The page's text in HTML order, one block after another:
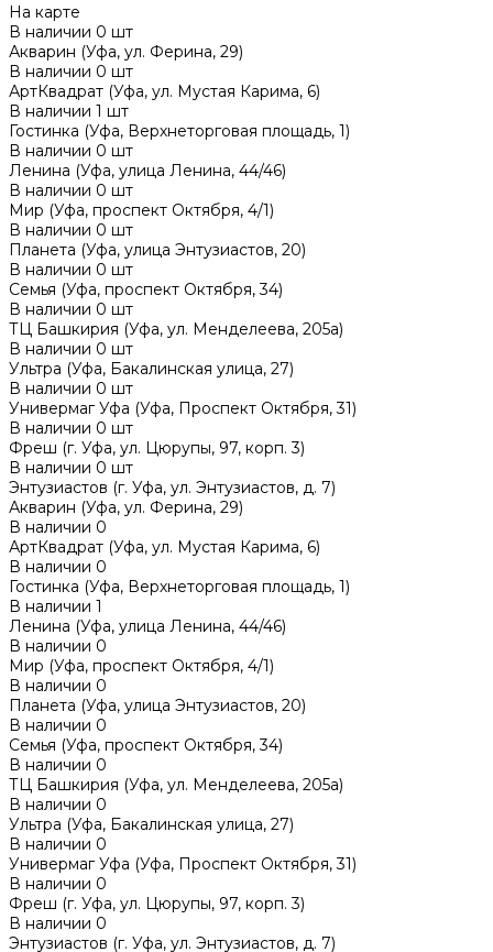
На карте
В наличии 0 шт
Акварин (Уфа, ул. Ферина, 29)
В наличии 0 шт
АртКвадрат (Уфа, ул. Мустая Карима, 6)
В наличии 1 шт
Гостинка (Уфа, Верхнеторговая площадь, 1)
В наличии 0 шт
Ленина (Уфа, улица Ленина, 44/46)
В наличии 0 шт
Мир (Уфа, проспект Октября, 4/1)
В наличии 0 шт
Планета (Уфа, улица Энтузиастов, 20)
В наличии 0 шт
Семья (Уфа, проспект Октября, 34)
В наличии 0 шт
ТЦ Башкирия (Уфа, ул. Менделеева, 205а)
В наличии 0 шт
Ультра (Уфа, Бакалинская улица, 27)
В наличии 0 шт
Универмаг Уфа (Уфа, Проспект Октября, 31)
В наличии 0 шт
Фреш (г‌. Уфа, ул. Цюрупы, 97, корп. 3)
В наличии 0 шт
Энтузиастов (г. Уфа, ул. Энтузиастов, д. 7)
Акварин (Уфа, ул. Ферина, 29)
В наличии 0
АртКвадрат (Уфа, ул. Мустая Карима, 6)
В наличии 0
Гостинка (Уфа, Верхнеторговая площадь, 1)
В наличии 1
Ленина (Уфа, улица Ленина, 44/46)
В наличии 0
Мир (Уфа, проспект Октября, 4/1)
В наличии 0
Планета (Уфа, улица Энтузиастов, 20)
В наличии 0
Семья (Уфа, проспект Октября, 34)
В наличии 0
ТЦ Башкирия (Уфа, ул. Менделеева, 205а)
В наличии 0
Ультра (Уфа, Бакалинская улица, 27)
В наличии 0
Универмаг Уфа (Уфа, Проспект Октября, 31)
В наличии 0
Фреш (г‌. Уфа, ул. Цюрупы, 97, корп. 3)
В наличии 0
Энтузиастов (г. Уфа, ул. Энтузиастов, д. 7)